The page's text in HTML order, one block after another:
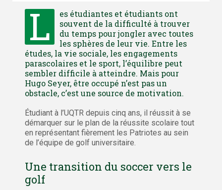
L
es étudiantes et étudiants ont
souvent de la difficulté à trouver
du temps pour jongler avec toutes
les sphères de leur vie. Entre les
études, la vie sociale, les engagements
parascolaires et le sport, l’équilibre peut
sembler difficile à atteindre. Mais pour
Hugo Seyer, être occupé n’est pas un
obstacle, c’est une source de motivation.
Étudiant à l’UQTR depuis cinq ans, il réussit à se
démarquer sur le plan de la réussite scolaire tout
en représentant fièrement les Patriotes au sein
de l’équipe de golf universitaire.
Une transition du soccer vers le
golf